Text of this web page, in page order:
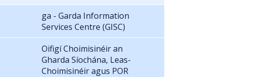
ga - Garda Information
Services Centre (GISC)
Oifigí Choimisinéir an
Gharda Síochána, Leas-
Choimisinéir agus POR